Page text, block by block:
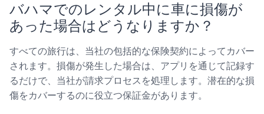
バハマでのレンタル中に車に損傷が
あった場合はどうなりますか？
すべての旅行は、当社の包括的な保険契約によってカバー
されます。損傷が発生した場合は、アプリを通じて記録す
るだけで、当社が請求プロセスを処理します。潜在的な損
傷をカバーするのに役立つ保証金があります。